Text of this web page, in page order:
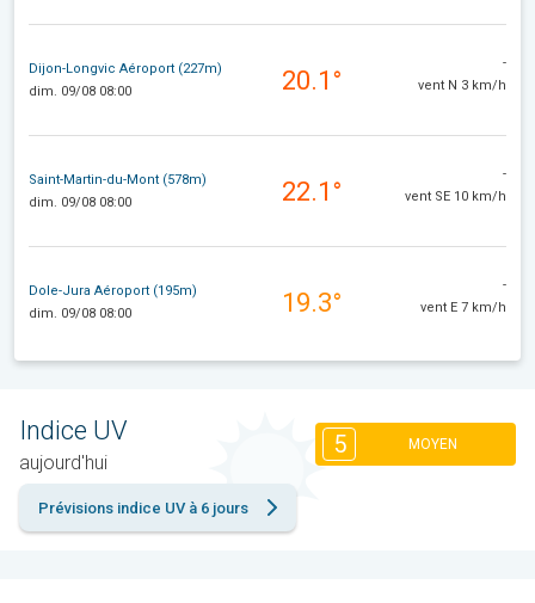
Dijon-Longvic Aéroport (227m)
dim. 09/08 08:00
20.1°
-
vent N 3 km/h
Saint-Martin-du-Mont (578m)
dim. 09/08 08:00
22.1°
-
vent SE 10 km/h
Dole-Jura Aéroport (195m)
dim. 09/08 08:00
19.3°
-
vent E 7 km/h
Indice UV
aujourd'hui
5 MOYEN
Prévisions indice UV à 6 jours